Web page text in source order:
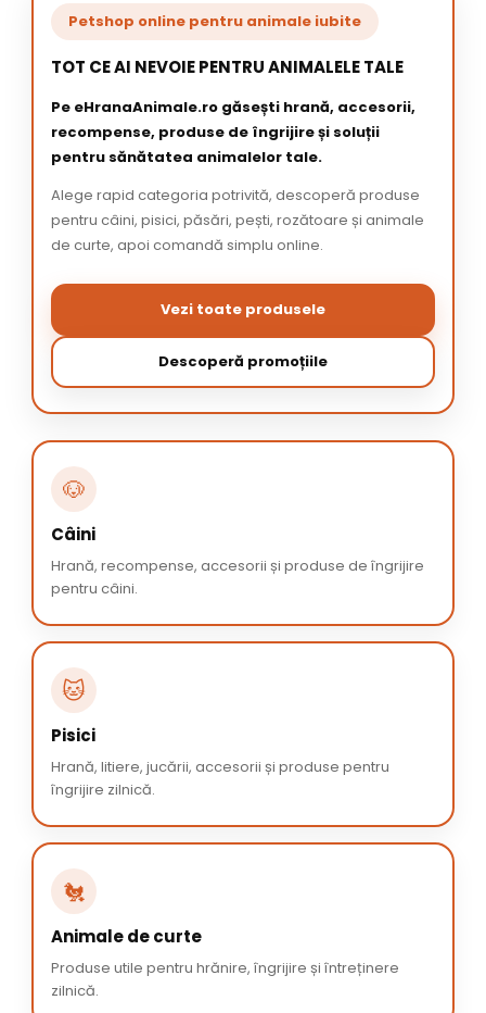
Petshop online pentru animale iubite
TOT CE AI NEVOIE PENTRU ANIMALELE TALE
Pe eHranaAnimale.ro găsești hrană, accesorii,
recompense, produse de îngrijire și soluții
pentru sănătatea animalelor tale.
Alege rapid categoria potrivită, descoperă produse
pentru câini, pisici, păsări, pești, rozătoare și animale
de curte, apoi comandă simplu online.
Vezi toate produsele
Descoperă promoțiile
🐶
Câini
Hrană, recompense, accesorii și produse de îngrijire
pentru câini.
🐱
Pisici
Hrană, litiere, jucării, accesorii și produse pentru
îngrijire zilnică.
🐔
Animale de curte
Produse utile pentru hrănire, îngrijire și întreținere
zilnică.